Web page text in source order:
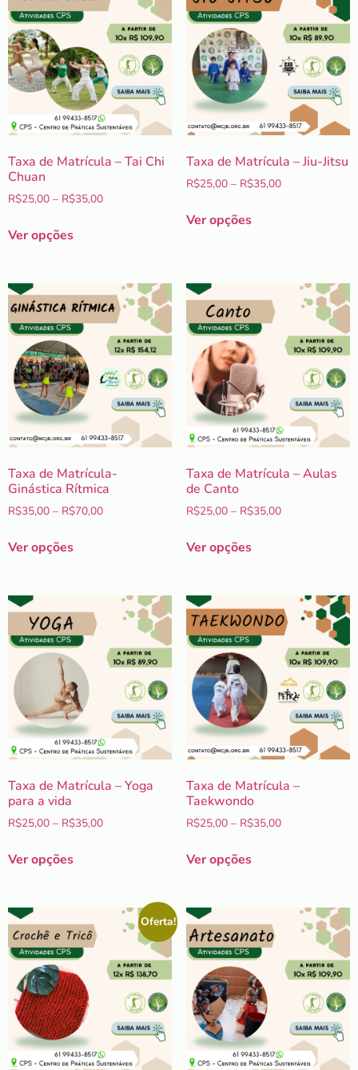
Taxa de Matrícula – Tai Chi
Chuan
R$25,00 – R$35,00
Ver opções
Taxa de Matrícula – Jiu-Jitsu
R$25,00 – R$35,00
Ver opções
Taxa de Matrícula-
Ginástica Rítmica
R$35,00 – R$70,00
Ver opções
Taxa de Matrícula – Aulas
de Canto
R$25,00 – R$35,00
Ver opções
Taxa de Matrícula – Yoga
para a vida
R$25,00 – R$35,00
Ver opções
Taxa de Matrícula –
Taekwondo
R$25,00 – R$35,00
Ver opções
Oferta!